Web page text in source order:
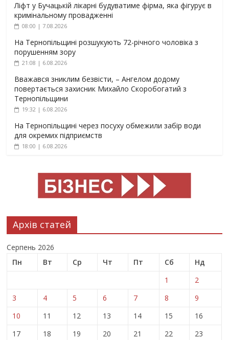
Ліфт у Бучацькій лікарні будуватиме фірма, яка фігурує в
кримінальному провадженні
08:00 | 7.08.2026
На Тернопільщині розшукують 72-річного чоловіка з
порушенням зору
21:08 | 6.08.2026
Вважався зниклим безвісти, – Ангелом додому
повертається захисник Михайло Скоробогатий з
Тернопільщини
19:32 | 6.08.2026
На Тернопільщині через посуху обмежили забір води
для окремих підприємств
18:00 | 6.08.2026
Архів статей
Серпень 2026
Пн
Вт Ср Чт Пт Сб
Нд
1
2
3
4 5 6 7 8
9
10
11 12 13 14 15
16
17
18 19 20 21 22
23